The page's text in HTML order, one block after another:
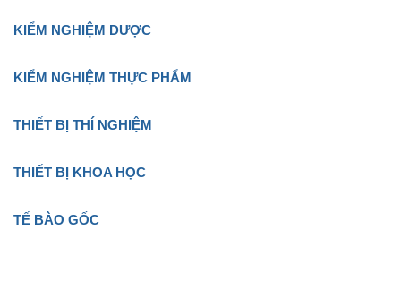
KIỂM NGHIỆM DƯỢC
KIỂM NGHIỆM THỰC PHẨM
THIẾT BỊ THÍ NGHIỆM
THIẾT BỊ KHOA HỌC
TẾ BÀO GỐC